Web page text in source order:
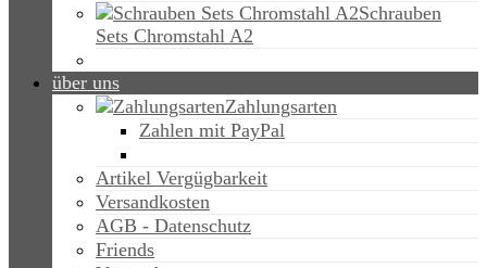
Schrauben
Sets Chromstahl A2
über uns
Zahlungsarten
Zahlen mit PayPal
Artikel Vergügbarkeit
Versandkosten
AGB - Datenschutz
Friends